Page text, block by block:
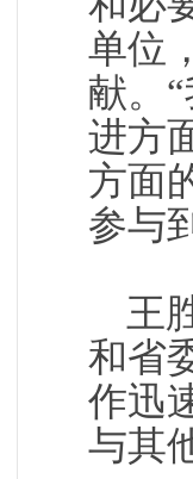
单位
献。
进方
方面
参与
王
和省
作迅
与其